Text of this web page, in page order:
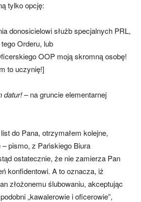
tylko opcję:
donosicielowi służb specjalnych PRL,
Orderu, lub
OOP moją skromną osobę!
to uczynię!]
datur!– na gruncie elementarnej
do Pana, otrzymałem kolejne,
pismo, z Pańskiego Biura
ostatecznie, że nie zamierza Pan
konfidentowi. A to oznacza, iż
złożonemu ślubowaniu, akceptując
„kawalerowie i oficerowie”,